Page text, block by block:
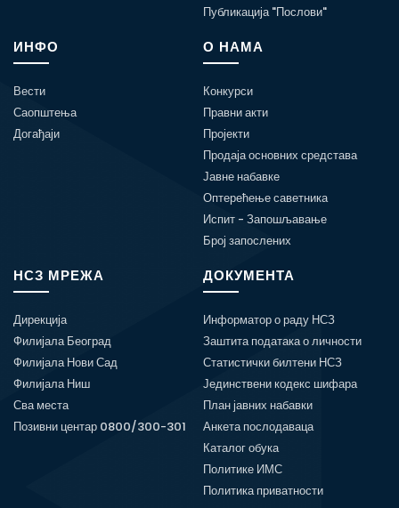
Публикација "Послови"
ИНФО
Вести
Саопштења
Догађаји
О НАМА
Конкурси
Правни акти
Пројекти
Продаја основних средстава
Јавне набавке
Оптерећење саветника
Испит - Запошљавање
Број запослених
НСЗ МРЕЖА
Дирекција
Филијала Београд
Филијала Нови Сад
Филијала Ниш
Сва места
Позивни центар 0800/300-301
ДОКУМЕНТА
Информатор о раду НСЗ
Заштита података о личности
Статистички билтени НСЗ
Јединствени кодекс шифара
План јавних набавки
Анкета послодаваца
Каталог обука
Политике ИМС
Политика приватности